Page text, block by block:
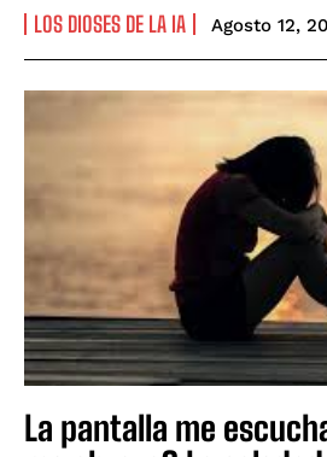
LOS DIOSES DE LA IA Agosto 12,
La pantalla me